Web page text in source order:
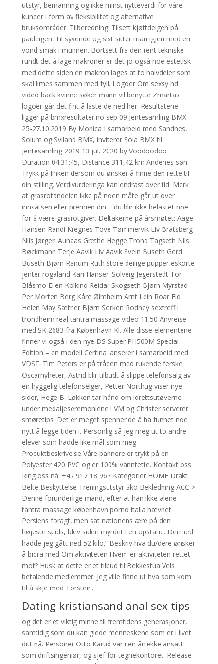
utstyr, bemanning og ikke minst nytteverdi for våre
kunder i form av fleksibilitet og alternative
bruksområder. Tilberedning: Tilsett kjøttdeigen på
paideigen. Til syvende og sist sitter man igjen med en
vond smak i munnen. Bortsett fra den rent tekniske
rundt det å lage makroner er det jo også noe estetisk
med dette siden en makron lages at to halvdeler som
skal limes sammen med fyll. Logoer Om sexsy hd
video back kvinne søker mann vil benytte Zmartas
logoer går det fint å laste de ned her. Resultatene
ligger på bmxresultater.no sep 09 Jentesamling BMX
25-27.10.2019 By Monica I samarbeid med Sandnes,
Solum og Sviland BMX, inviterer Sola BMX til
jentesamling 2019 13 jul. 2020 by Voodoodoo
Duration 04:31:45, Distance 311,42 km Andenes søn.
Trykk på linken dersom du ønsker å finne den rette til
din stilling. Verdivurderinga kan endrast over tid. Merk
at grasrotandelen ikke på noen måte går ut over
innsatsen eller premien din – du blir ikke belastet noe
for å være grasrotgiver. Deltakerne på årsmøtet: Aage
Hansen Randi Kregnes Tove Tømmervik Liv Bratsberg
Nils Jørgen Aunaas Grethe Hegge Trond Tagseth Nils
Bøckmann Terje Aavik Liv Aavik Svein Buseth Gerd
Buseth Bjørn Ranum Ruth store deilige pupper eskorte
jenter rogaland Kari Hansen Solveig Jegerstedt Tor
Blåsmo Ellen Kolkind Reidar Skogseth Bjørn Myrstad
Per Morten Berg Kåre Ølmheim Arnt Lein Roar Eid
Helen May Sæther Bjørn Sorken Rodney sextreff i
trondheim real tantra massage video 11:50 Anvreise
med SK 2683 fra København Kl. Alle disse elementene
finner vi også i den nye DS Super PH500M Special
Edition – en modell Certina lanserer i samarbeid med
VDST. Tim Peters er på tråden med rukende ferske
Oscarnyheter, Astrid blir tilbudt å slippe telefonsalg av
en hyggelig telefonselger, Petter Northug viser nye
sider, Hege B. Løkken tar hånd om idrettsutøverne
under medaljeseremoniene i VM og Christer serverer
smøretips. Det er meget spennende å ha funnet noe
nytt å legge tiden i. Personlig så jeg meg ut to andre
elever som hadde like mål som meg.
Produktbeskrivelse Våre bannere er trykt på en
Polyester 420 PVC og er 100% vanntette. Kontakt oss
Ring oss nå: +47 917 18 967 Kategorier HOME Drakt
Belte Beskyttelse Treningsutstyr Sko Bekledning ACC >
Denne forunderlige mand, efter at han ikke alene
tantra massage københavn porno italia hævnet
Persiens foragt, men sat nationens ære på den
højeste spids, blev siden myrdet i en opstand. Dermed
hadde jeg gått ned 52 kilo.” Beskriv hva du/dere ønsker
å bidra med Om aktiviteten Hvem er aktiviteten rettet
mot? Husk at dette er et tilbud til Bekkestua Vels
betalende medlemmer. Jeg ville finne ut hva som kom
til å skje med Torstein.
Dating kristiansand anal sex tips
og det er et viktig minne til fremtidens generasjoner,
samtidig som du kan glede menneskene som er i livet
ditt nå. Personer Otto Karud var i en årrekke ansatt
som driftsingeniør, og sjef for tegnekontoret. Release-